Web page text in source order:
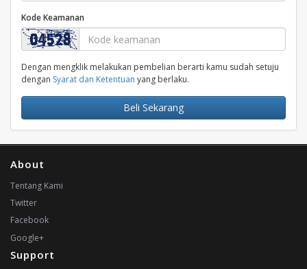
Kode Keamanan
Dengan mengklik melakukan pembelian berarti kamu sudah setuju
dengan Syarat dan Ketentuan yang berlaku.
Beli Sekarang
About
Tentang Kami
Twitter
Facebook
Google+
Support